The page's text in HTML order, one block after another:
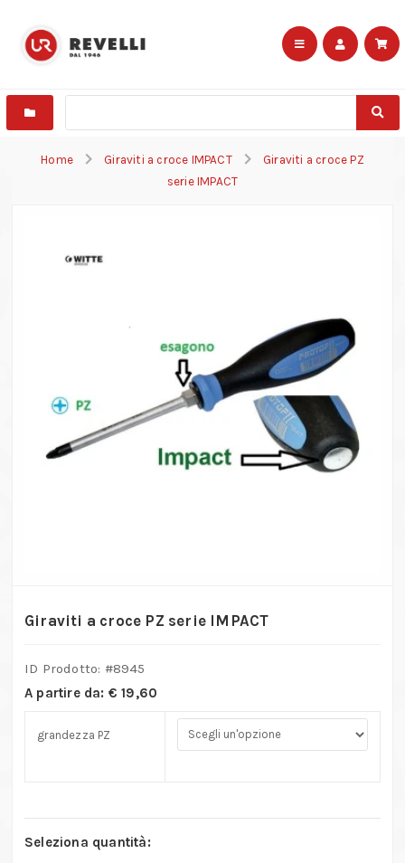
Home Giraviti a croce IMPACT
Giraviti a croce PZ
serie IMPACT
Giraviti a croce PZ serie IMPACT
ID Prodotto: #8945
A partire da: € 19,60
grandezza PZ
Seleziona quantità: